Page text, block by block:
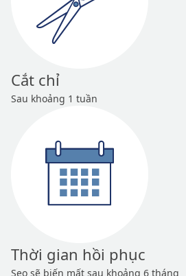
Cắt chỉ
Sau khoảng 1 tuần
Thời gian hồi phục
Sẹo sẽ biến mất sau khoảng 6 tháng